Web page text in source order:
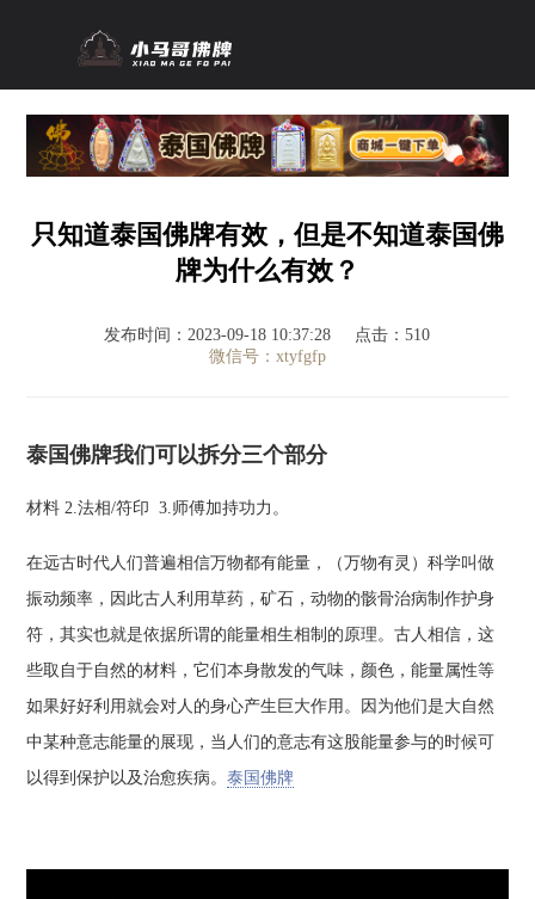
只知道泰国佛牌有效，但是不知道泰国佛
牌为什么有效？
发布时间：2023-09-18 10:37:28
点击：510
微信号：xtyfgfp
泰国佛牌我们可以拆分三个部分
材料 2.法相/符印 3.师傅加持功力。
在远古时代人们普遍相信万物都有能量，（万物有灵）科学叫做
振动频率，因此古人利用草药，矿石，动物的骸骨治病制作护身
符，其实也就是依据所谓的能量相生相制的原理。古人相信，这
些取自于自然的材料，它们本身散发的气味，颜色，能量属性等
如果好好利用就会对人的身心产生巨大作用。因为他们是大自然
中某种意志能量的展现，当人们的意志有这股能量参与的时候可
以得到保护以及治愈疾病。泰国佛牌